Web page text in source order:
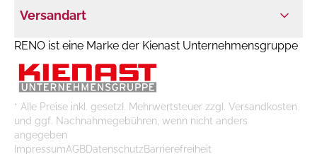
Versandart
RENO ist eine Marke der Kienast Unternehmensgruppe
* Alle Preise inkl. gesetzl. Mehrwertsteuer zzgl. Versandkosten
und ggf. Nachnahmegebühren, wenn nicht anders
angegeben
ImpressumAGBDatenschutzBarrierefreiheit